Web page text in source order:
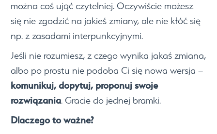
można coś ująć czytelniej. Oczywiście możesz
się nie zgodzić na jakieś zmiany, ale nie kłóć się
np. z zasadami interpunkcyjnymi.
Jeśli nie rozumiesz, z czego wynika jakaś zmiana,
albo po prostu nie podoba Ci się nowa wersja –
komunikuj, dopytuj, proponuj swoje
rozwiązania. Gracie do jednej bramki.
Dlaczego to ważne?